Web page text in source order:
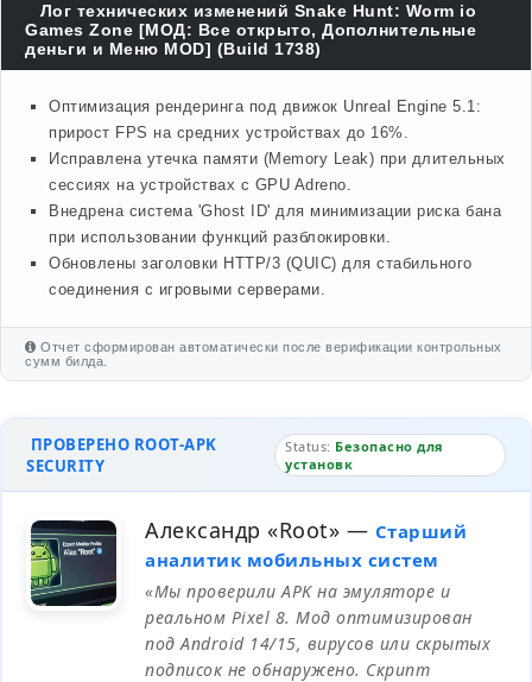
Лог технических изменений Snake Hunt: Worm io
Games Zone [МОД: Все открыто, Дополнительные
деньги и Меню MOD] (Build 1738)
Оптимизация рендеринга под движок Unreal Engine 5.1:
прирост FPS на средних устройствах до 16%.
Исправлена утечка памяти (Memory Leak) при длительных
сессиях на устройствах с GPU Adreno.
Внедрена система 'Ghost ID' для минимизации риска бана
при использовании функций разблокировки.
Обновлены заголовки HTTP/3 (QUIC) для стабильного
соединения с игровыми серверами.
Отчет сформирован автоматически после верификации контрольных
сумм билда.
ПРОВЕРЕНО ROOT-APK
SECURITY
Status: Безопасно для
установк
Александр «Root» — Старший
аналитик мобильных систем
«Мы проверили APK на эмуляторе и
реальном Pixel 8. Мод оптимизирован
под Android 14/15, вирусов или скрытых
подписок не обнаружено. Скрипт